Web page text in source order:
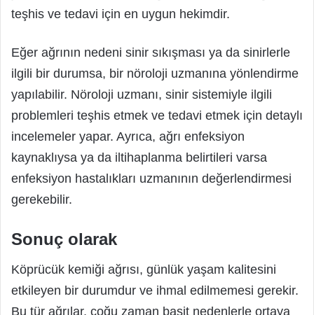
teşhis ve tedavi için en uygun hekimdir.
Eğer ağrının nedeni sinir sıkışması ya da sinirlerle
ilgili bir durumsa, bir nöroloji uzmanına yönlendirme
yapılabilir. Nöroloji uzmanı, sinir sistemiyle ilgili
problemleri teşhis etmek ve tedavi etmek için detaylı
incelemeler yapar. Ayrıca, ağrı enfeksiyon
kaynaklıysa ya da iltihaplanma belirtileri varsa
enfeksiyon hastalıkları uzmanının değerlendirmesi
gerekebilir.
Sonuç olarak
Köprücük kemiği ağrısı, günlük yaşam kalitesini
etkileyen bir durumdur ve ihmal edilmemesi gerekir.
Bu tür ağrılar, çoğu zaman basit nedenlerle ortaya